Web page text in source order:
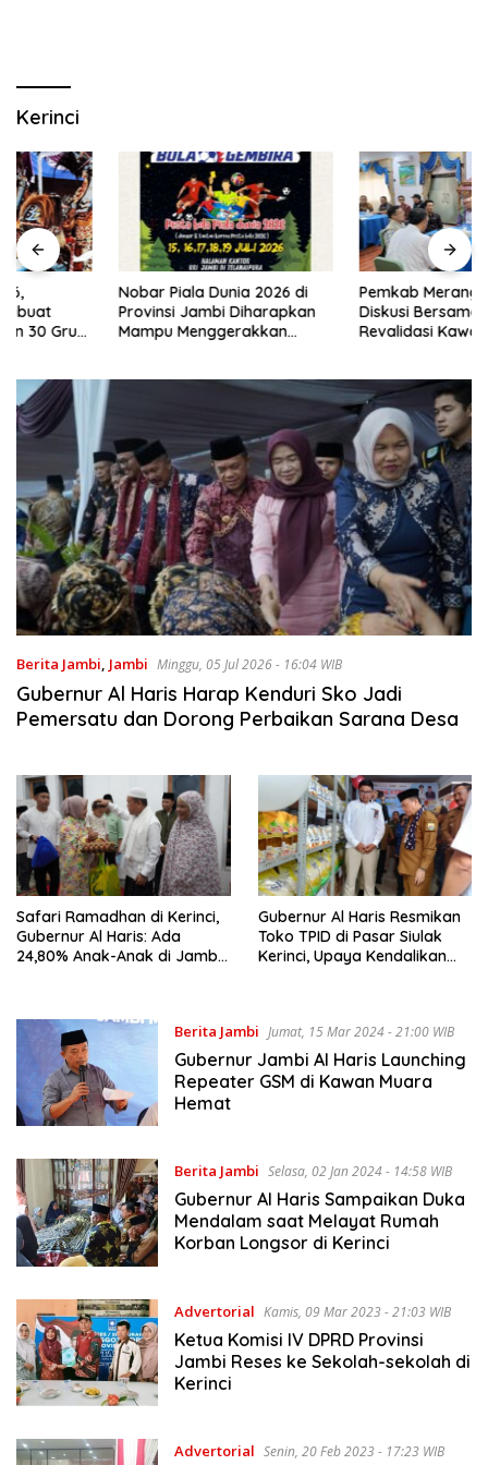
Kerinci
Nobar Piala Dunia 2026 di
Provinsi Jambi Diharapkan
Mampu Menggerakkan
Pemkab Merangin Gelar
Diskusi Bersama Tim Pra-
Revalidasi Kawasan Geopark
Berita Jambi, Jambi Minggu, 05 Jul 2026 - 16:04 WIB
Gubernur Al Haris Harap Kenduri Sko Jadi
Pemersatu dan Dorong Perbaikan Sarana Desa
Safari Ramadhan di Kerinci,
Gubernur Al Haris: Ada
24,80% Anak-Anak di Jambi
Gubernur Al Haris Resmikan
Toko TPID di Pasar Siulak
Kerinci, Upaya Kendalikan
Berita Jambi Jumat, 15 Mar 2024 - 21:00 WIB
Gubernur Jambi Al Haris Launching
Repeater GSM di Kawan Muara
Hemat
Berita Jambi Selasa, 02 Jan 2024 - 14:58 WIB
Gubernur Al Haris Sampaikan Duka
Mendalam saat Melayat Rumah
Korban Longsor di Kerinci
Advertorial Kamis, 09 Mar 2023 - 21:03 WIB
Ketua Komisi IV DPRD Provinsi
Jambi Reses ke Sekolah-sekolah di
Kerinci
Advertorial Senin, 20 Feb 2023 - 17:23 WIB